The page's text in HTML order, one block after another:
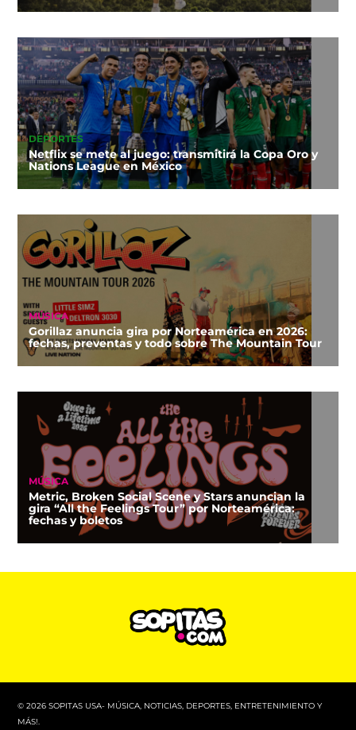
DEPORTES
Netflix se mete al juego: transmitirá la Copa Oro y
Nations League en México
MÚSICA
Gorillaz anuncia gira por Norteamérica en 2026:
fechas, preventas y todo sobre The Mountain Tour
MÚSICA
Metric, Broken Social Scene y Stars anuncian la
gira “All the Feelings Tour” por Norteamérica:
fechas y boletos
© 2026 SOPITAS USA- MÚSICA, NOTICIAS, DEPORTES, ENTRETENIMIENTO Y
MÁS!.